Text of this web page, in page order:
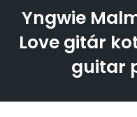
Yngwie
Love gitár
guitar